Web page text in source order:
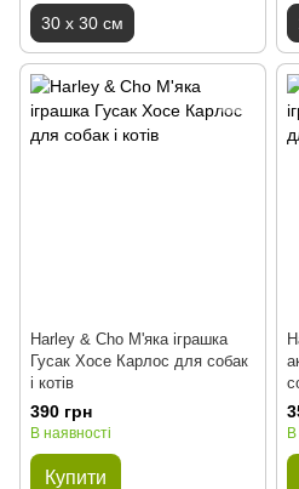
30 х 30 см
Harley & Cho М'яка іграшка
Гусак Хосе Карлос для собак
і котів
390 грн
В наявності
Купити